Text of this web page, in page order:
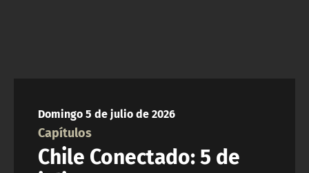
ACTUALIDAD Y TENDENCIAS
Domingo 5 de julio de 2026
Capítulos
Chile Conectado: 5 de